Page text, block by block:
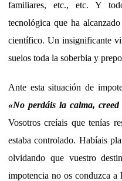
familiares, etc., etc. Y
tecnológica que ha
científico. Un insignificante
suelos toda la soberbia y
Ante esta situación de
«No perdáis la calma,
Vosotros creíais que tenías
estaba controlado. Habíais
olvidando que vuestro
impotencia no os conduzca a